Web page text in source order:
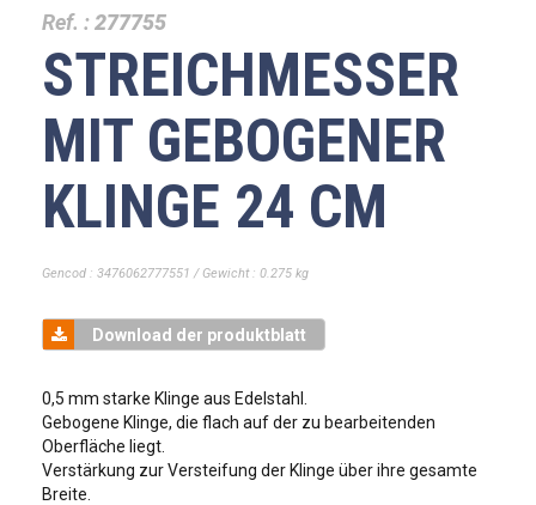
Ref. :277755
STREICHMESSER
MIT GEBOGENER
KLINGE 24 CM
Gencod : 3476062777551 / Gewicht : 0.275 kg
Download der produktblatt
0,5 mm starke Klinge aus Edelstahl.
Gebogene Klinge, die flach auf der zu bearbeitenden
Oberfläche liegt.
Verstärkung zur Versteifung der Klinge über ihre gesamte
Breite.